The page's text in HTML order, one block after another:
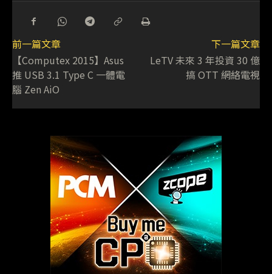
前一篇文章
【Computex 2015】Asus
推 USB 3.1 Type C 一體電
腦 Zen AiO
下一篇文章
LeTV 未來 3 年投資 30 億
搞 OTT 網絡電視